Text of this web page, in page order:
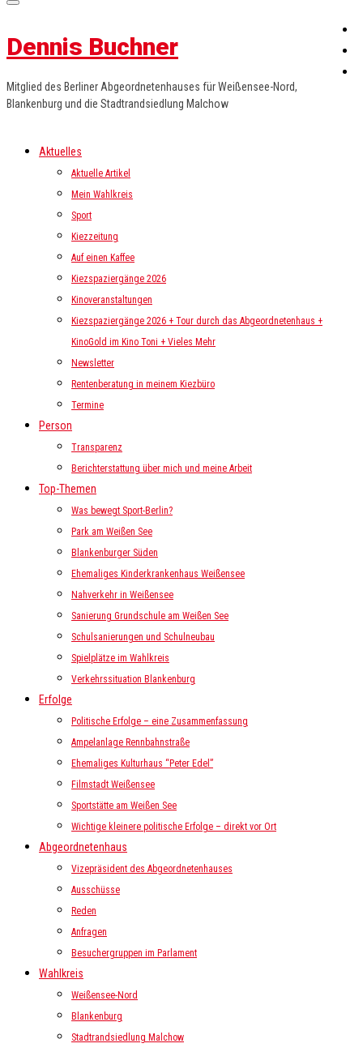
Dennis Buchner
Mitglied des Berliner Abgeordnetenhauses für Weißensee-Nord,
Blankenburg und die Stadtrandsiedlung Malchow
Aktuelles
Aktuelle Artikel
Mein Wahlkreis
Sport
Kiezzeitung
Auf einen Kaffee
Kiezspaziergänge 2026
Kinoveranstaltungen
Kiezspaziergänge 2026 + Tour durch das Abgeordnetenhaus +
KinoGold im Kino Toni + Vieles Mehr
Newsletter
Rentenberatung in meinem Kiezbüro
Termine
Person
Transparenz
Berichterstattung über mich und meine Arbeit
Top-Themen
Was bewegt Sport-Berlin?
Park am Weißen See
Blankenburger Süden
Ehemaliges Kinderkrankenhaus Weißensee
Nahverkehr in Weißensee
Sanierung Grundschule am Weißen See
Schulsanierungen und Schulneubau
Spielplätze im Wahlkreis
Verkehrssituation Blankenburg
Erfolge
Politische Erfolge – eine Zusammenfassung
Ampelanlage Rennbahnstraße
Ehemaliges Kulturhaus “Peter Edel”
Filmstadt Weißensee
Sportstätte am Weißen See
Wichtige kleinere politische Erfolge – direkt vor Ort
Abgeordnetenhaus
Vizepräsident des Abgeordnetenhauses
Ausschüsse
Reden
Anfragen
Besuchergruppen im Parlament
Wahlkreis
Weißensee-Nord
Blankenburg
Stadtrandsiedlung Malchow